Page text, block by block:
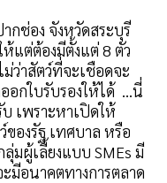
กช่อง จังหวัดสระบุรี
ห้แต่ต้องมีตั้งแต่ 8 ตัว
ว่าสัตว์ที่จะเชือดจะ
อกใบรับรองให้ได้ ...นี่
เพราะหาเปิดให้
ของรัฐ เทศบาล หรือ
มผู้เลี้ยงแบบ SMEs มี
อนาคตทางการตลาด